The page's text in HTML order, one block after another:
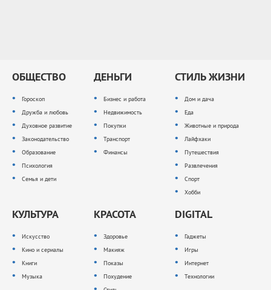
ОБЩЕСТВО
Гороскоп
Дружба и любовь
Духовное развитие
Законодательство
Образование
Психология
Семья и дети
ДЕНЬГИ
Бизнес и работа
Недвижимость
Покупки
Транспорт
Финансы
СТИЛЬ ЖИЗНИ
Дом и дача
Еда
Животные и природа
Лайфхаки
Путешествия
Развлечения
Спорт
Хобби
КУЛЬТУРА
Искусство
Кино и сериалы
Книги
Музыка
КРАСОТА
Здоровье
Макияж
Показы
Похудение
DIGITAL
Гаджеты
Игры
Интернет
Технологии